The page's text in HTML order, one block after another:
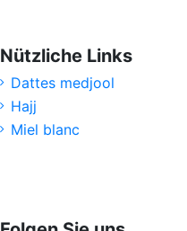
Nützliche Links
Dattes medjool
Hajj
Miel blanc